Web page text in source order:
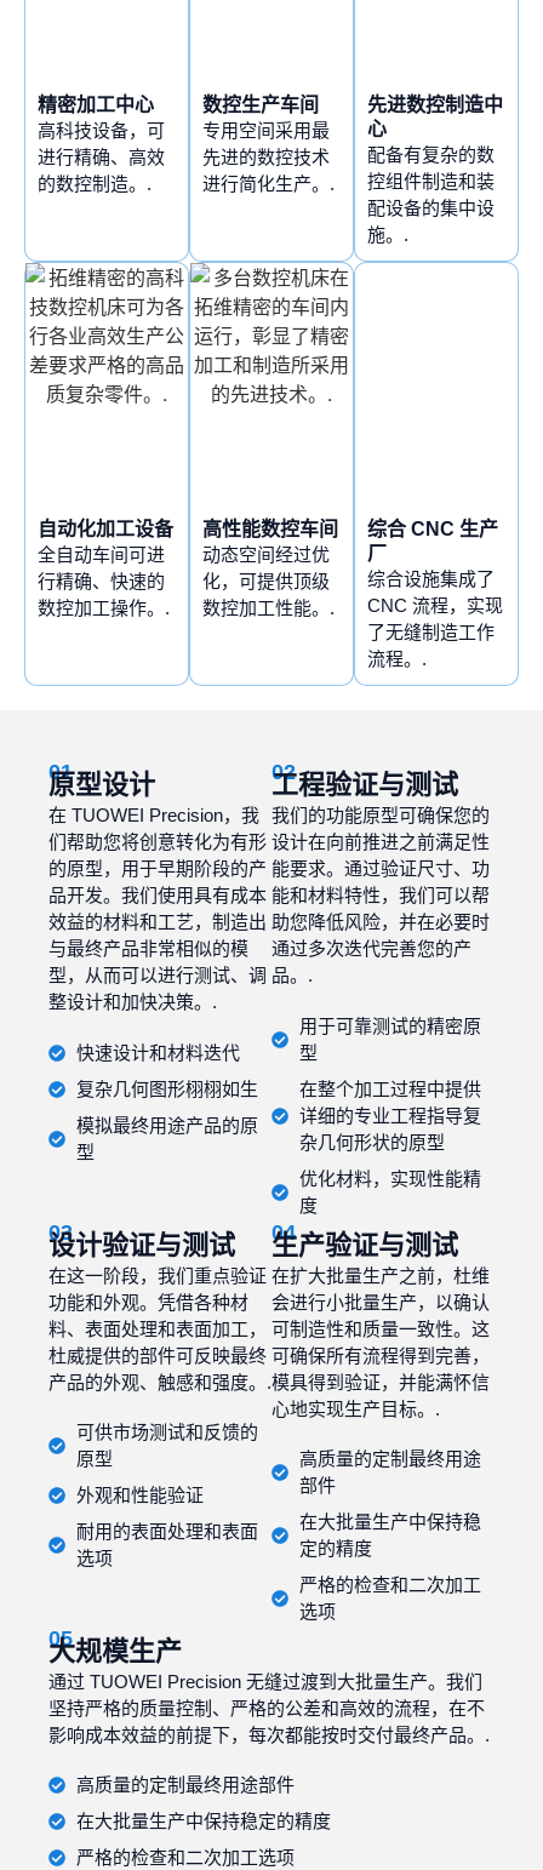
精密加工中心
高科技设备，可
进行精确、高效
的数控制造。.
数控生产车间
专用空间采用最
先进的数控技术
进行简化生产。.
先进数控制造中
心
配备有复杂的数
控组件制造和装
配设备的集中设
施。.
自动化加工设备
全自动车间可进
行精确、快速的
数控加工操作。.
高性能数控车间
动态空间经过优
化，可提供顶级
数控加工性能。.
综合 CNC 生产
厂
综合设施集成了
CNC 流程，实现
了无缝制造工作
流程。.
01
原型设计
在 TUOWEI Precision，我
们帮助您将创意转化为有形
的原型，用于早期阶段的产
品开发。我们使用具有成本
效益的材料和工艺，制造出
与最终产品非常相似的模
型，从而可以进行测试、调
整设计和加快决策。.
快速设计和材料迭代
复杂几何图形栩栩如生
模拟最终用途产品的原
型
02
工程验证与测试
我们的功能原型可确保您的
设计在向前推进之前满足性
能要求。通过验证尺寸、功
能和材料特性，我们可以帮
助您降低风险，并在必要时
通过多次迭代完善您的产
品。.
用于可靠测试的精密原
型
在整个加工过程中提供
详细的专业工程指导复
杂几何形状的原型
优化材料，实现性能精
度
03
设计验证与测试
在这一阶段，我们重点验证
功能和外观。凭借各种材
料、表面处理和表面加工，
杜威提供的部件可反映最终
产品的外观、触感和强度。.
可供市场测试和反馈的
原型
外观和性能验证
耐用的表面处理和表面
选项
04
生产验证与测试
在扩大批量生产之前，杜维
会进行小批量生产，以确认
可制造性和质量一致性。这
可确保所有流程得到完善，
模具得到验证，并能满怀信
心地实现生产目标。.
高质量的定制最终用途
部件
在大批量生产中保持稳
定的精度
严格的检查和二次加工
选项
05
大规模生产
通过 TUOWEI Precision 无缝过渡到大批量生产。我们
坚持严格的质量控制、严格的公差和高效的流程，在不
影响成本效益的前提下，每次都能按时交付最终产品。.
高质量的定制最终用途部件
在大批量生产中保持稳定的精度
严格的检查和二次加工选项